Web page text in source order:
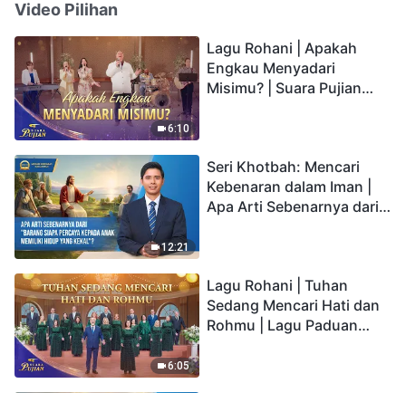
Video Pilihan
6:10
Lagu Rohani | Apakah
Engkau Menyadari
Misimu? | Suara Pujian
12:21
Seri Khotbah: Mencari
Kebenaran dalam Iman |
Apa Arti Sebenarnya dari
6:05
Lagu Rohani | Tuhan
Sedang Mencari Hati dan
Rohmu | Lagu Paduan